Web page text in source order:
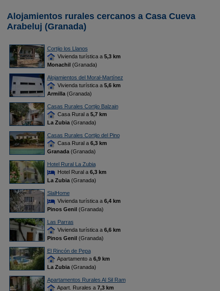
Alojamientos rurales cercanos a Casa Cueva
Arabeluj (Granada)
Cortijo los Llanos
Vivienda turística a 5,3 km
Monachil(Granada)
Alojamientos del Moral-Martínez
Vivienda turística a 5,6 km
Armilla(Granada)
Casas Rurales Cortijo Balzain
Casa Rural a 5,7 km
La Zubia(Granada)
Casas Rurales Cortijo del Pino
Casa Rural a 6,3 km
Granada(Granada)
Hotel Rural La Zubia
Hotel Rural a 6,3 km
La Zubia(Granada)
SlalHome
Vivienda turística a 6,4 km
Pinos Genil(Granada)
Las Parras
Vivienda turística a 6,6 km
Pinos Genil(Granada)
El Rincón de Pepa
Apartamento a 6,9 km
La Zubia(Granada)
Apartamentos Rurales Al Sil Ram
Apart. Rurales a 7,3 km